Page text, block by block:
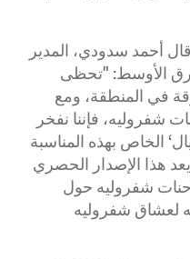
أحمد سدودي، المدير
الأوسط: "تحظى
في المنطقة، ومع
شفروليه، فإننا نفخر
الخاص بهذه المناسبة
هذا الإصدار الحصري
شفروليه حول
لعشاق شفروليه